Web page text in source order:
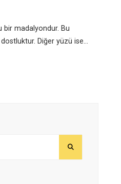
bir madalyondur. Bu
Diğer yüzü ise...